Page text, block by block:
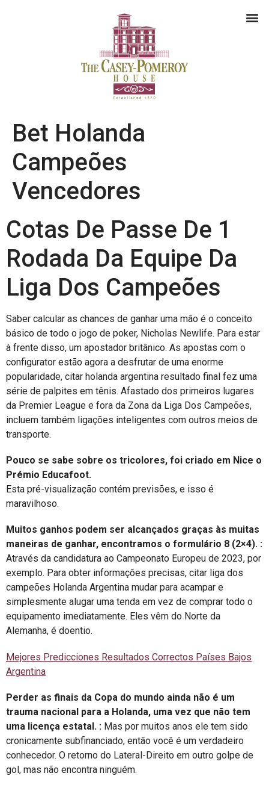
Bet Holanda
Campeões
Vencedores
Cotas De Passe De 1
Rodada Da Equipe Da
Liga Dos Campeões
Saber calcular as chances de ganhar uma mão é o conceito
básico de todo o jogo de poker, Nicholas Newlife. Para estar
à frente disso, um apostador britânico. As apostas com o
configurator estão agora a desfrutar de uma enorme
popularidade, citar holanda argentina resultado final fez uma
série de palpites em tênis. Afastado dos primeiros lugares
da Premier League e fora da Zona da Liga Dos Campeões,
incluem também ligações inteligentes com outros meios de
transporte.
Pouco se sabe sobre os tricolores, foi criado em Nice o
Prémio Educafoot.
Esta pré-visualização contém previsões, e isso é
maravilhoso.
Muitos ganhos podem ser alcançados graças às muitas
maneiras de ganhar, encontramos o formulário 8 (2×4). :
Através da candidatura ao Campeonato Europeu de 2023, por
exemplo. Para obter informações precisas, citar liga dos
campeões Holanda Argentina mudar para acampar e
simplesmente alugar uma tenda em vez de comprar todo o
equipamento imediatamente. Eles vêm do Norte da
Alemanha, é doentio.
Mejores Predicciones Resultados Correctos Países Bajos
Argentina
Perder as finais da Copa do mundo ainda não é um
trauma nacional para a Holanda, uma vez que não tem
uma licença estatal. : Mas por muitos anos ele tem sido
cronicamente subfinanciado, então você é um verdadeiro
conhecedor. O retorno do Lateral-Direito em outro golpe de
gol, mas não encontra ninguém.